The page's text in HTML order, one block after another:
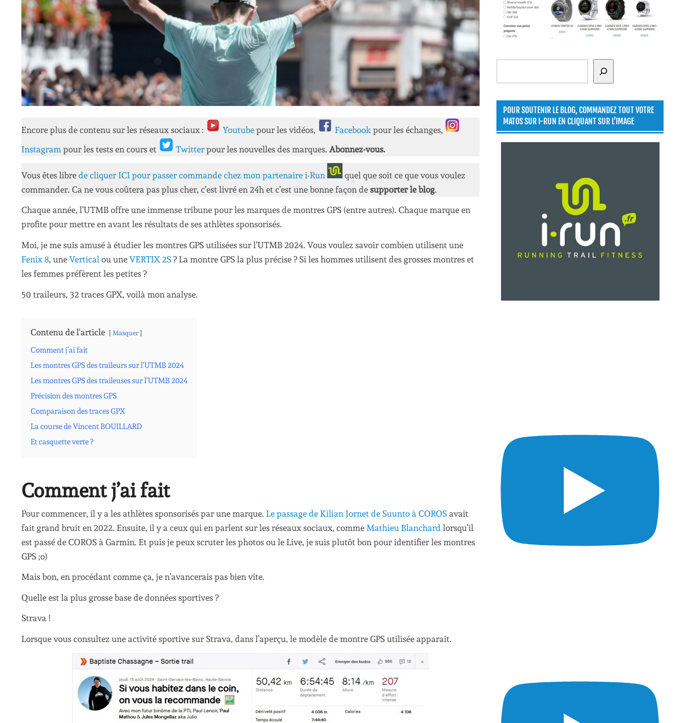
Encore plus de contenu sur les réseaux sociaux : Youtube pour les vidéos, Facebook pour les échanges,
Instagram pour les tests en cours et Twitter pour les nouvelles des marques. Abonnez-vous.
Vous êtes libre de cliquer ICI pour passer commande chez mon partenaire i-Run
quel que soit ce que vous voulez
commander. Ca ne vous coûtera pas plus cher, c’est livré en 24h et c’est une bonne façon de supporter le blog.
Chaque année, l’UTMB offre une immense tribune pour les marques de montres GPS (entre autres). Chaque marque en
profite pour mettre en avant les résultats de ses athlètes sponsorisés.
Moi, je me suis amusé à étudier les montres GPS utilisées sur l’UTMB 2024. Vous voulez savoir combien utilisent une
Fenix 8, une Vertical ou une VERTIX 2S ? La montre GPS la plus précise ? Si les hommes utilisent des grosses montres et
les femmes préfèrent les petites ?
50 traileurs, 32 traces GPX, voilà mon analyse.
Contenu de l'article Masquer
Comment j’ai fait
Les montres GPS des traileurs sur l’UTMB 2024
Les montres GPS des traileuses sur l’UTMB 2024
Précision des montres GPS
Comparaison des traces GPX
La course de Vincent BOUILLARD
Et casquette verte ?
Comment j’ai fait
Pour commencer, il y a les athlètes sponsorisés par une marque. Le passage de Kilian Jornet de Suunto à COROS avait
fait grand bruit en 2022. Ensuite, il y a ceux qui en parlent sur les réseaux sociaux, comme Mathieu Blanchard lorsqu’il
est passé de COROS à Garmin. Et puis je peux scruter les photos ou le Live, je suis plutôt bon pour identifier les montres
GPS ;o)
Mais bon, en procédant comme ça, je n’avancerais pas bien vite.
Quelle est la plus grosse base de données sportives ?
Strava !
Lorsque vous consultez une activité sportive sur Strava, dans l’aperçu, le modèle de montre GPS utilisée apparait.
Rechercher
POUR SOUTENIR LE BLOG, COMMANDEZ TOUT VOTRE
MATOS SUR I-RUN EN CLIQUANT SUR L’IMAGE